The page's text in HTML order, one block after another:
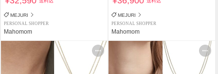
MEJURI
PERSONAL SHOPPER
Mahomom
MEJURI
PERSONAL SHOPPER
Mahomom